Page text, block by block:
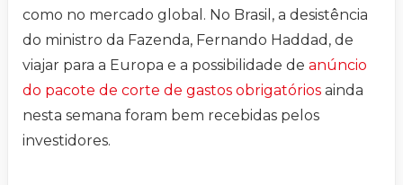
como no mercado global. No Brasil, a desistência
do ministro da Fazenda, Fernando Haddad, de
viajar para a Europa e a possibilidade de anúncio
do pacote de corte de gastos obrigatórios ainda
nesta semana foram bem recebidas pelos
investidores.